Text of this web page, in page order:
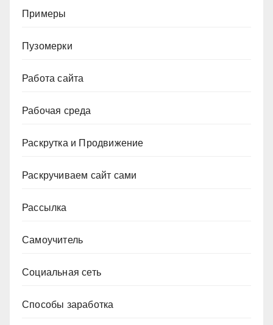
Примеры
Пузомерки
Работа сайта
Рабочая среда
Раскрутка и Продвижение
Раскручиваем сайт сами
Рассылка
Самоучитель
Социальная сеть
Способы заработка